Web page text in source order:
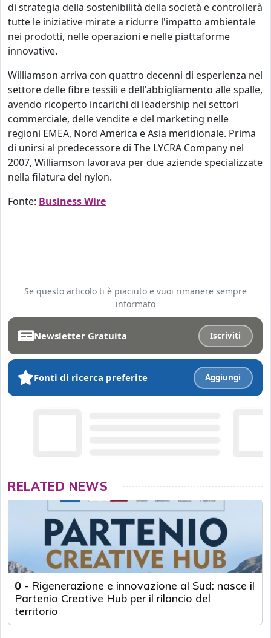
di strategia della sostenibilità della società e controllerà
tutte le iniziative mirate a ridurre l'impatto ambientale
nei prodotti, nelle operazioni e nelle piattaforme
innovative.
Williamson arriva con quattro decenni di esperienza nel
settore delle fibre tessili e dell'abbigliamento alle spalle,
avendo ricoperto incarichi di leadership nei settori
commerciale, delle vendite e del marketing nelle
regioni EMEA, Nord America e Asia meridionale. Prima
di unirsi al predecessore di The LYCRA Company nel
2007, Williamson lavorava per due aziende specializzate
nella filatura del nylon.
Fonte: Business Wire
Se questo articolo ti è piaciuto e vuoi rimanere sempre
informato
Newsletter Gratuita Iscriviti
Fonti di ricerca preferite Aggiungi
RELATED NEWS
0 - Rigenerazione e innovazione al Sud: nasce il
Partenio Creative Hub per il rilancio del
territorio